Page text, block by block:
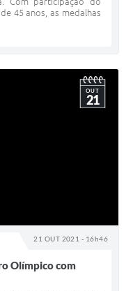
45 anos, as medalhas
21 OUT 2021 - 16h46
OUT
21
Olímpico com